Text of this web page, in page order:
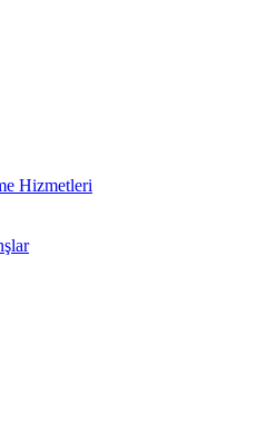
Hizmetleri